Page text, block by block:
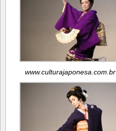
www.culturajaponesa.com.br